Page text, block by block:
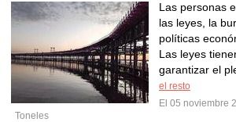
Las personas
las leyes, la
políticas
Las leyes
garantizar el
el resto
El 05 noviembre
Toneles